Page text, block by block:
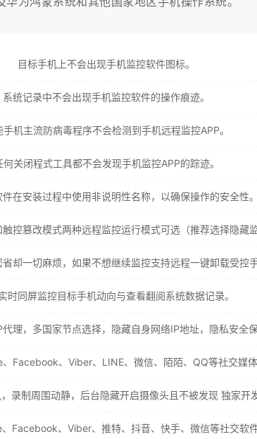
目标手机上不会出现手机监控软件图标。
系统记录中不会出现手机监控软件的操作痕迹。
手机主流防病毒程序不会检测到手机远程监控APP。
何关闭程式工具都不会发现手机监控APP的踪迹。
在安装过程中使用非说明性名称，以确保操作的安全性。
控篡改模式两种远程监控运行模式可选（推荐选择隐藏监
省却一切麻烦，如果不想继续监控支持远程一键卸载受控
时同屏监控目标手机动向与查看翻阅系统数据记录。
理，多国家节点选择，隐藏自身网络IP地址，隐私安全保
Facebook、Viber、LINE、微信、陌陌、QQ等社交媒
录制周围动静，后台隐藏开启摄像头且不被发现 独家开
Facebook、Viber、推特、抖音、快手、微信等社交软